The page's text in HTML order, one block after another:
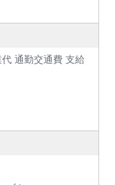
通勤交通費 支給